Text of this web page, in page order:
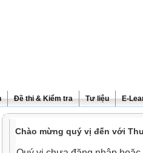
Đề thi & Kiểm tra Tư liệu E-
Chào mừng quý vị đến với